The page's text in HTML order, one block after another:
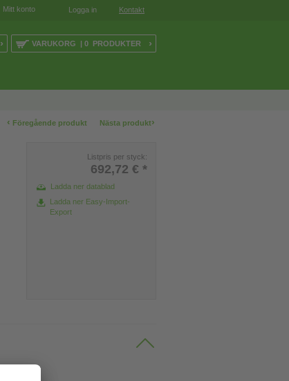
Logga in Kontakt
Mitt konto
VARUKORG | 0 PRODUKTER ›
›
Nästa produkt›
‹ Föregående produkt
Listpris per styck:
692,72 € *
Ladda ner datablad
Ladda ner Easy-Import-
Export